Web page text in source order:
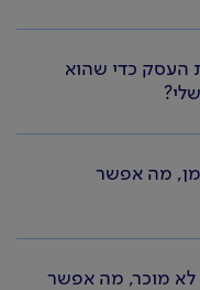
העסק כדי שהוא
מה אפשר
לא מוכר, מה אפשר